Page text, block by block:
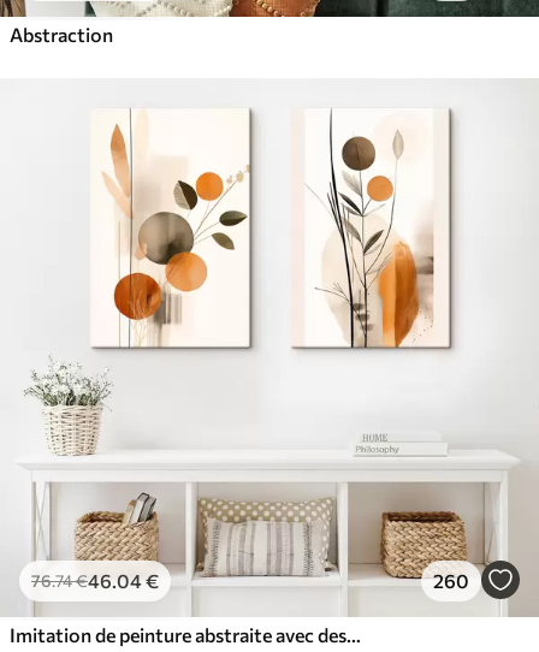
Abstraction
76.74€46.04€ 260
Imitation de peinture abstraite avec des cercles orange et gris, des feuilles et des branches, style moderne, effet aquarelle